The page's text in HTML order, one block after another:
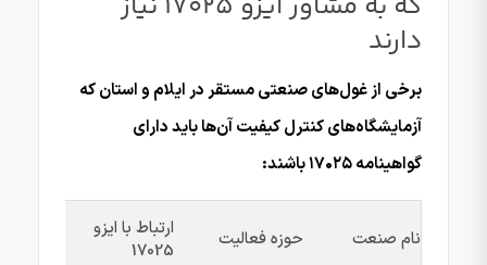
دارند
برخی از غول‌های صنعتی مستقر در ایلام و استان که
آزمایشگاه‌های کنترل کیفیت آن‌ها باید دارای
گواهینامه ۱۷۰۲۵ باشند:
نام صنعت حوزه فعالیت
ارتباط با ایزو
17025